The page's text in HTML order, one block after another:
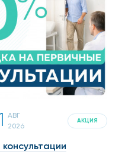
АВГ
2026
АКЦИЯ